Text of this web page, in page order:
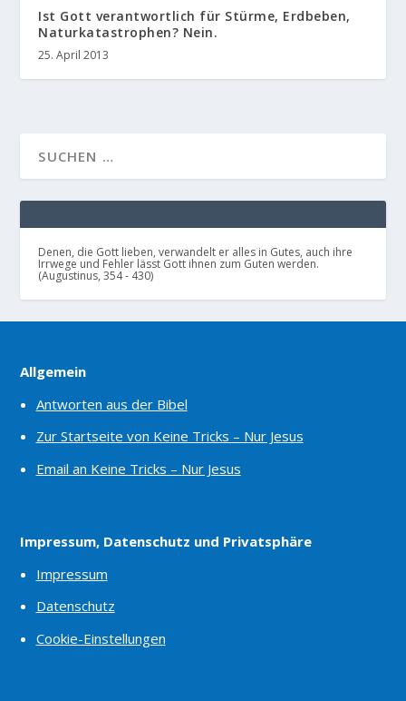
Ist Gott verantwortlich für Stürme, Erdbeben,
Naturkatastrophen? Nein.
25. April 2013
Denen, die Gott lieben, verwandelt er alles in Gutes, auch ihre
Irrwege und Fehler lässt Gott ihnen zum Guten werden.
(Augustinus, 354 - 430)
Allgemein
Antworten aus der Bibel
Zur Startseite von Keine Tricks – Nur Jesus
Email an Keine Tricks – Nur Jesus
Impressum, Datenschutz und Privatsphäre
Impressum
Datenschutz
Cookie-Einstellungen